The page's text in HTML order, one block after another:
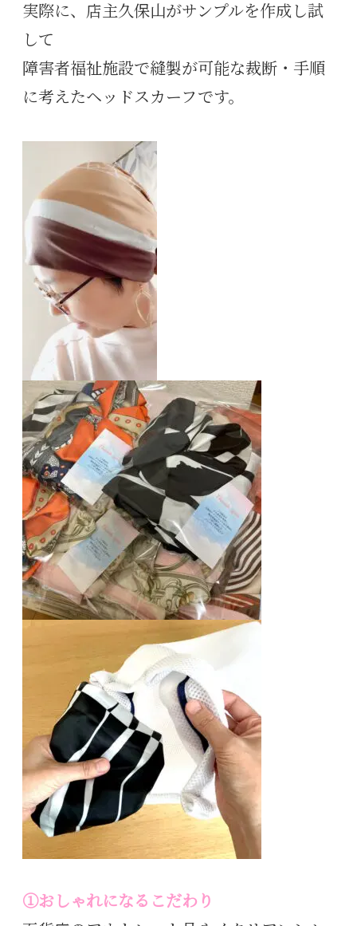
実際に、店主久保山がサンプルを作成し試
して
障害者福祉施設で縫製が可能な裁断・手順
に考えたヘッドスカーフです。
①おしゃれになるこだわり